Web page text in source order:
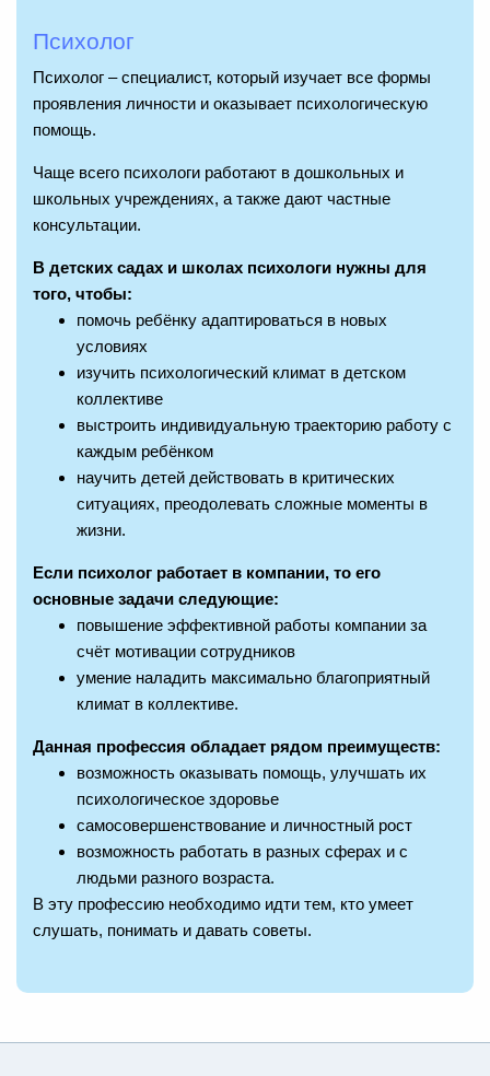
Психолог
Психолог – специалист, который изучает все формы
проявления личности и оказывает психологическую
помощь.
Чаще всего психологи работают в дошкольных и
школьных учреждениях, а также дают частные
консультации.
В детских садах и школах психологи нужны для
того, чтобы:
помочь ребёнку адаптироваться в новых
условиях
изучить психологический климат в детском
коллективе
выстроить индивидуальную траекторию работу с
каждым ребёнком
научить детей действовать в критических
ситуациях, преодолевать сложные моменты в
жизни.
Если психолог работает в компании, то его
основные задачи следующие:
повышение эффективной работы компании за
счёт мотивации сотрудников
умение наладить максимально благоприятный
климат в коллективе.
Данная профессия обладает рядом преимуществ:
возможность оказывать помощь, улучшать их
психологическое здоровье
самосовершенствование и личностный рост
возможность работать в разных сферах и с
людьми разного возраста.
В эту профессию необходимо идти тем, кто умеет
слушать, понимать и давать советы.